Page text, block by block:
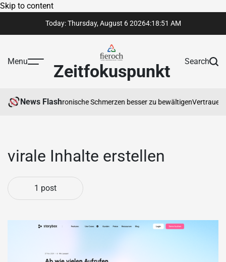
Skip to content
Today: Thursday, August 6 20264:18:51 AM
Menu Zeitfokuspunkt Search
News Flash
Ihnen hilft, chronische Schmerzen besser zu bewältigen
virale Inhalte erstellen
1 post